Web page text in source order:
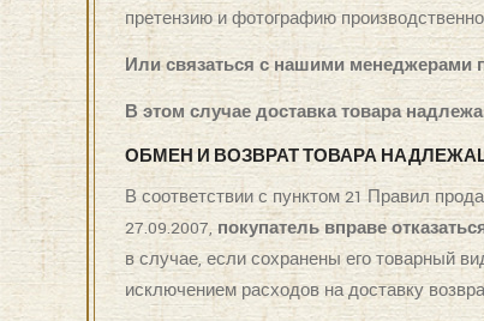
претензию и фотографию
Или связаться с нашими менеджерами
В этом случае доставка товара
ОБМЕН И ВОЗВРАТ ТОВАРА
В соответствии с пунктом 21 Правил
27.09.2007, покупатель вправе
в случае, если сохранены его товарный
исключением расходов на доставку